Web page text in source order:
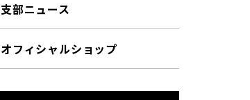
支部ニュース
オフィシャルショップ